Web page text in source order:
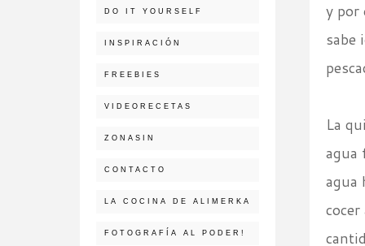
y por
sabe
La
agua
agua
DO IT YOURSELF
INSPIRACIÓN
FREEBIES
VIDEORECETAS
ZONASIN
CONTACTO
LA COCINA DE ALIMERKA
FOTOGRAFÍA AL PODER!